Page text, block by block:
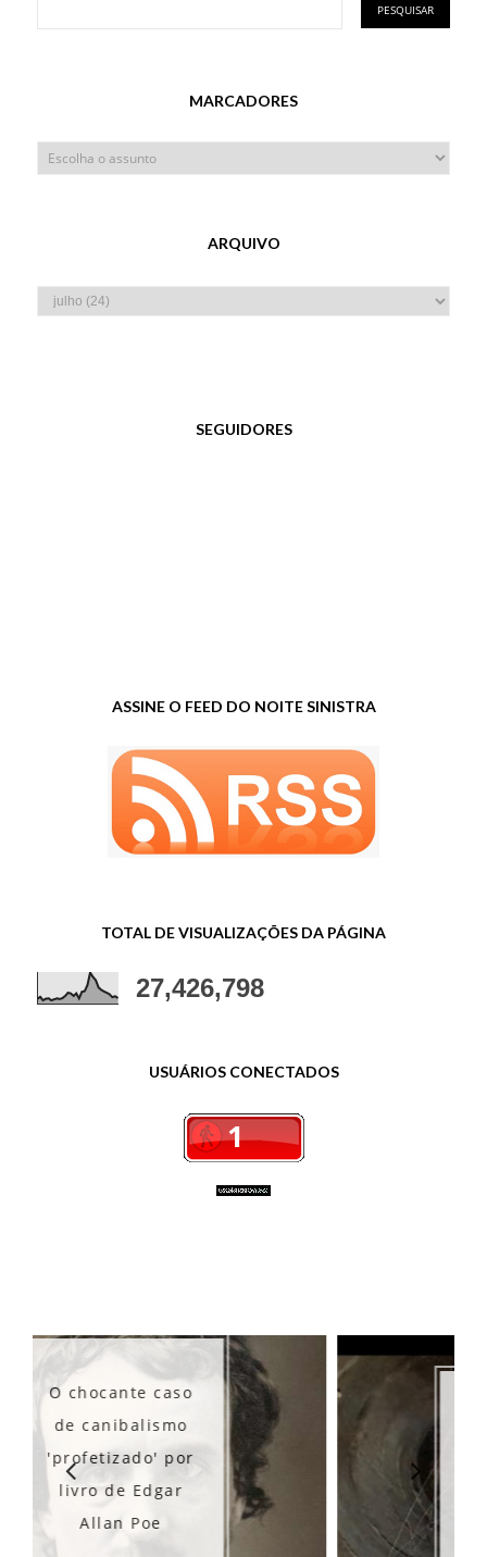
MARCADORES
ARQUIVO
SEGUIDORES
ASSINE O FEED DO NOITE SINISTRA
TOTAL DE VISUALIZAÇÕES DA PÁGINA
27,426,798
USUÁRIOS CONECTADOS
Os misteriosos
túneis de Ibirubá
- RS